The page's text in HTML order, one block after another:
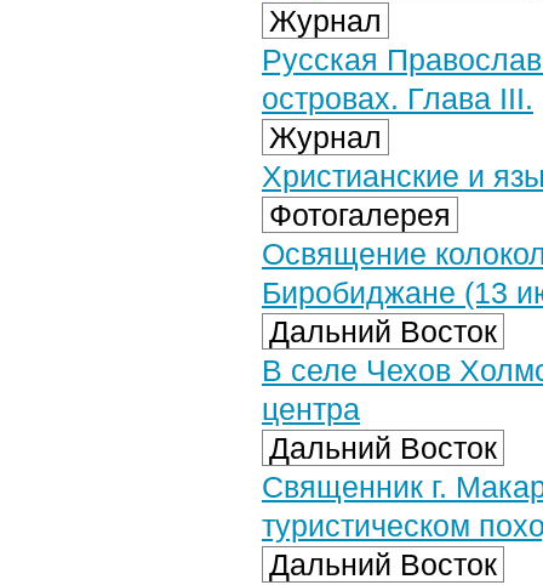
Журнал
Русская
островах. Глава III.
Журнал
Христианские и
Фотогалерея
Освящение
Биробиджане (13
Дальний Восток
В селе Чехов
центра
Дальний Восток
Священник г.
туристическом
Дальний Восток